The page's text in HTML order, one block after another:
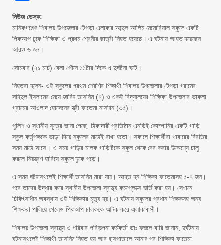
নিউজ ডেস্ক:
মানিকগঞ্জের শিবালয় উপজেলার টেপড়া এলাকার আব্দুল আলিম মেমোরিয়াল স্কুলে একটি
পিকআপ ঢুকে শিক্ষিকা ও প্রথম শ্রেনীর ছাত্রী নিহত হয়েছে। এ ঘটনায় আহত হয়েছেন
আরও ৬ জন।
সোমবার (২১ মার্চ) বেলা পৌনে ১১টার দিকে এ দুর্ঘটনা ঘটে।
নিহতরা হলেন- ওই স্কুলের প্রথম শ্রেণির শিক্ষার্থী শিবালয় উপজেলার টেপড়া গ্রামের
সহিদুল ইসলামের মেয়ে জারিন তাসনিম (৭) ও একই বিদ্যালয়ের শিক্ষিকা উপজেলার ভাকলা
গ্রামের আওলাদ হোসেনের স্ত্রী ফাতেমা নাসরিন (৩৫)।
পুলিশ ও স্থানীয় সূত্রে জানা গেছে, ঠিকাদারী প্রতিষ্ঠান এনডিই কোম্পানির একটি গাড়ি
স্কুল কর্তৃপক্ষকে ভাড়া দিয়ে স্কুলের মাঠেই রাখা হতো। সকালে শিক্ষার্থীরা খাবারের বিরতির
সময় মাঠে আসে। এ সময় গাড়ির চালক গাড়িটিকে স্কুল থেকে বের করার উদ্দেশ্যে চালু
করলে নিয়ন্ত্রণ হারিয়ে স্কুলে ঢুকে পড়ে।
এ সময় ঘটনাস্থলেই শিক্ষার্থী তাসনিম মারা যায়। আহত হন শিক্ষিকা ফাতেমাসহ ৫-৭ জন।
পরে তাদের উদ্ধার করে স্থানীয় উপজেলা স্বাস্থ্য কমপ্লেক্সে ভর্তি করা হয়। সেখানে
চিকিৎসাধীন অবস্থায় ওই শিক্ষিকার মৃত্যু হয়। এ ঘটনায় স্কুলের প্রধান শিক্ষকসহ অন্য
শিক্ষকরা পালিয়ে গেলেও পিকআপ চালককে আটক করে এলাকাবাসী।
শিবালয় উপজেলা স্বাস্থ্য ও পরিবার পরিকল্পনা কর্মকর্তা ডাঃ ফজলে বারি জানান, দুর্ঘটনায়
ঘটনাস্থলেই শিক্ষার্থী তাসনিম নিহত হয় আর হাসপাতালে আনার পর শিক্ষিকা ফাতেমা